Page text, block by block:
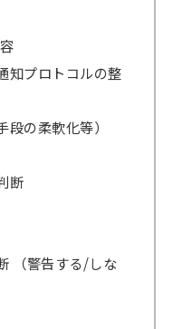
知プロトコルの整
の柔軟化等）
断
（警告する/しな